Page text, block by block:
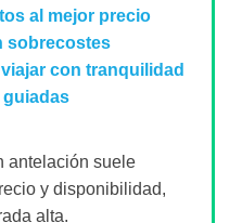
al mejor precio
sobrecostes
con tranquilidad
antelación suele
y disponibilidad,
alta.